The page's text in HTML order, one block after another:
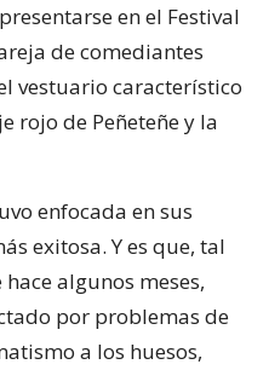
en el Festival
de comediantes
vestuario característico
rojo de Peñeteñe y la
enfocada en sus
exitosa. Y es que, tal
algunos meses,
por problemas de
a los huesos,